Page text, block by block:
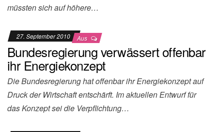
müssten sich auf höhere…
27. September 2010 Aus
Bundesregierung verwässert offenbar
ihr Energiekonzept
Die Bundesregierung hat offenbar ihr Energiekonzept auf
Druck der Wirtschaft entschärft. Im aktuellen Entwurf für
das Konzept sei die Verpflichtung…